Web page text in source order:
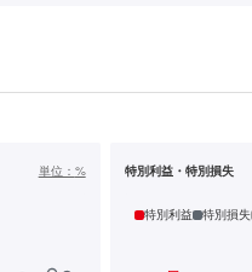
単位： % 特別利益・特別損失
特別利益 特別損失